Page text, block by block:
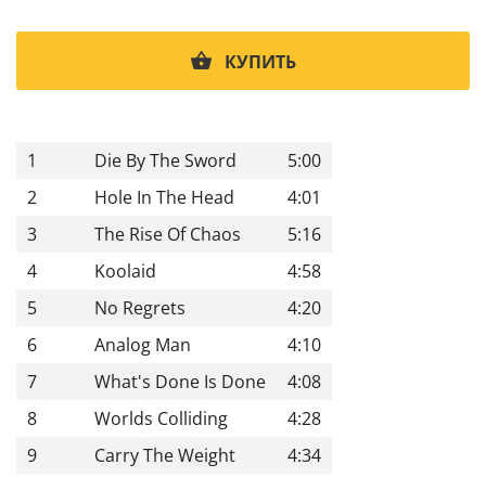
КУПИТЬ
1 Die By The Sword
5:00
2
Hole In The Head
4:01
3
The Rise Of Chaos
5:16
4
Koolaid
4:58
5
No Regrets
4:20
6
Analog Man
4:10
7
What's Done Is Done
4:08
8
Worlds Colliding
4:28
9
Carry The Weight
4:34